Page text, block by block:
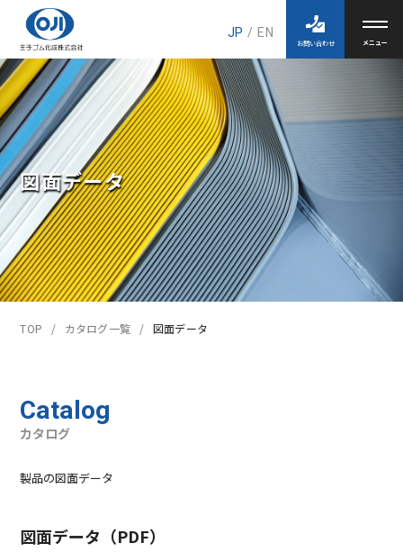
JP / EN
お問い合わせ
図面データ
TOP カタログ一覧 図面データ
Catalog
カタログ
製品の図面データ
図面データ（PDF）